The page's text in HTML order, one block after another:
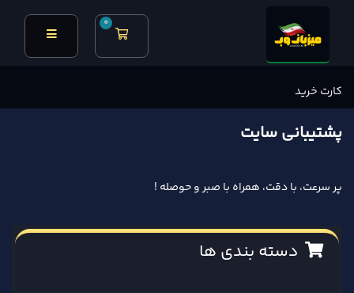
0
کارت خرید
کارت خرید
پشتیبانی سایت
پر سرعت، با دقت، همراه با صبر و حوصله !
دسته بندی ها